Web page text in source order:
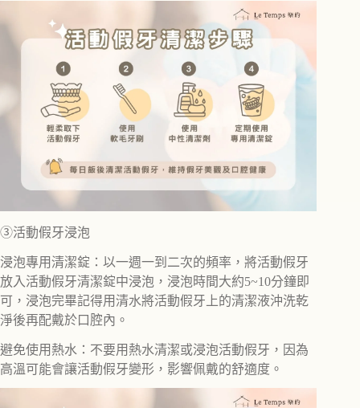
③活動假牙浸泡
浸泡專用清潔錠：以一週一到二次的頻率，將活動假牙
放入活動假牙清潔錠中浸泡，浸泡時間大約5~10分鐘即
可，浸泡完畢記得用清水將活動假牙上的清潔液沖洗乾
淨後再配戴於口腔內。
避免使用熱水：不要用熱水清潔或浸泡活動假牙，因為
高溫可能會讓活動假牙變形，影響佩戴的舒適度。